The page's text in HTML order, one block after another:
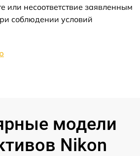
или несоответствие заявленным
соблюдении условий
модели
Nikon